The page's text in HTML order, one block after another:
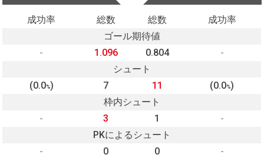
成功率 総数 総数
成功率
ゴール期待値
-
1.096 0.804
-
シュート
(0.0%) 7 11 (0.0%)
枠内シュート
-
3 1
-
PKによるシュート
-
0 0
-